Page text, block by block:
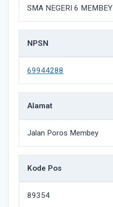
SMA NEGERI 6 MEMBEY
NPSN
69944288
Alamat
Jalan Poros Membey
Kode Pos
89354